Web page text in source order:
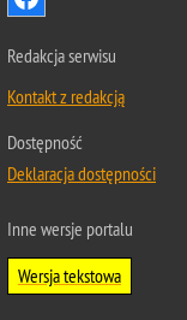
Redakcja serwisu
Kontakt z redakcją
Dostępność
Deklaracja dostępności
Inne wersje portalu
Wersja tekstowa